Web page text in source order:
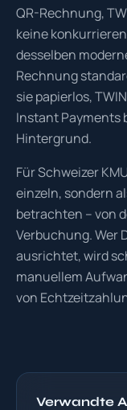
QR-Rechnung,
keine
desselben
Rechnung
sie papierlos,
Instant Payments
Hintergrund.
Für Schweizer
einzeln, sondern
betrachten – von
Verbuchung. Wer
ausrichtet, wird
manuellem
von
Verwandte